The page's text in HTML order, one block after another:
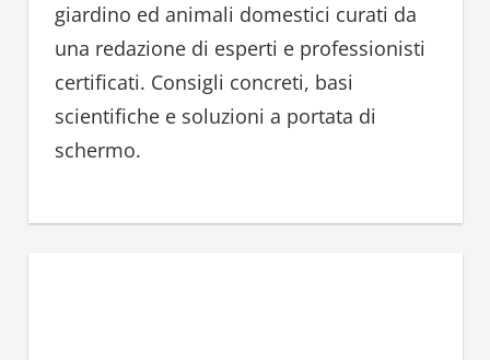
:
giardino ed animali domestici curati da
una redazione di esperti e professionisti
certificati. Consigli concreti, basi
scientifiche e soluzioni a portata di
schermo.